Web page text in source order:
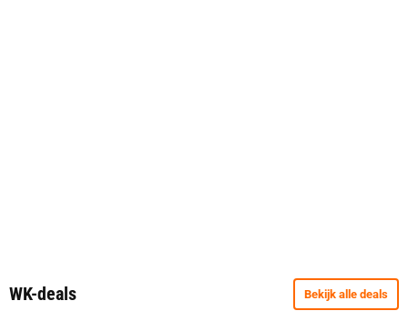
WK-deals Bekijk alle deals